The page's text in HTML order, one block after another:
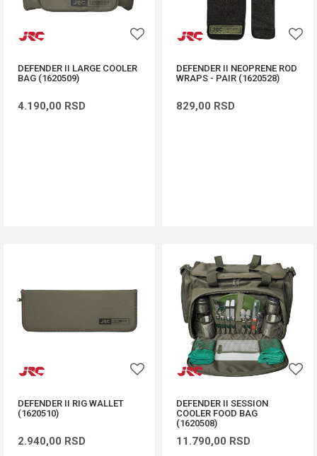
DEFENDER II LARGE COOLER
BAG (1620509)
4.190,00 RSD
DEFENDER II NEOPRENE ROD
WRAPS - PAIR (1620528)
829,00 RSD
DEFENDER II RIG WALLET
(1620510)
2.940,00 RSD
DEFENDER II SESSION
COOLER FOOD BAG
(1620508)
11.790,00 RSD